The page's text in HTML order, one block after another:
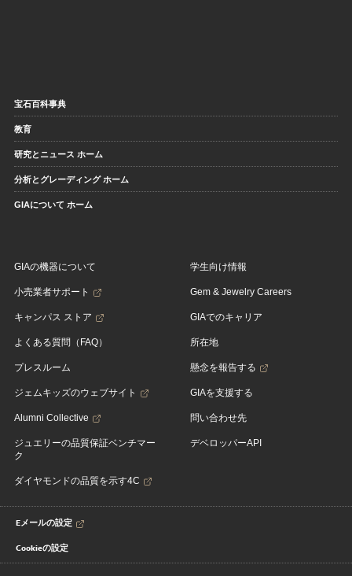
宝石百科事典
教育
研究とニュース ホーム
分析とグレーディング ホーム
GIAについて ホーム
GIAの機器について
小売業者サポート
キャンパス ストア
よくある質問（FAQ）
プレスルーム
ジェムキッズのウェブサイト
Alumni Collective
ジュエリーの品質保証ベンチマー
ク
ダイヤモンドの品質を示す4C
学生向け情報
Gem & Jewelry Careers
GIAでのキャリア
所在地
懸念を報告する
GIAを支援する
問い合わせ先
デベロッパーAPI
Eメールの設定
Cookieの設定